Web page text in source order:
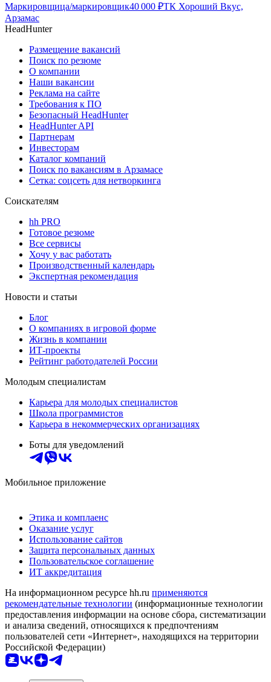
Маркировщица/маркировщик40 000 ₽ТК Хороший Вкус,
Арзамас
HeadHunter
Размещение вакансий
Поиск по резюме
О компании
Наши вакансии
Реклама на сайте
Требования к ПО
Безопасный HeadHunter
HeadHunter API
Партнерам
Инвесторам
Каталог компаний
Поиск по вакансиям в Арзамасе
Сетка: соцсеть для нетворкинга
Соискателям
hh PRO
Готовое резюме
Все сервисы
Хочу у вас работать
Производственный календарь
Экспертная рекомендация
Новости и статьи
Блог
О компаниях в игровой форме
Жизнь в компании
ИТ-проекты
Рейтинг работодателей России
Молодым специалистам
Карьера для молодых специалистов
Школа программистов
Карьера в некоммерческих организациях
Боты для уведомлений
Мобильное приложение
Этика и комплаенс
Оказание услуг
Использование сайтов
Защита персональных данных
Пользовательское соглашение
ИТ аккредитация
На информационном ресурсе hh.ru применяются
рекомендательные технологии (информационные технологии
предоставления информации на основе сбора, систематизации
и анализа сведений, относящихся к предпочтениям
пользователей сети «Интернет», находящихся на территории
Российской Федерации)